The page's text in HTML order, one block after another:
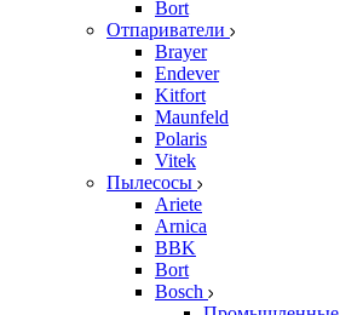
Bort
Отпариватели
Brayer
Endever
Kitfort
Maunfeld
Polaris
Vitek
Пылесосы
Ariete
Arnica
BBK
Bort
Bosch